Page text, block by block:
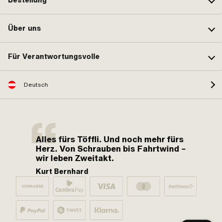
Über uns
Für Verantwortungsvolle
Deutsch
Alles fürs Töffli. Und noch mehr fürs
Herz. Von Schrauben bis Fahrtwind –
wir leben Zweitakt.
Kurt Bernhard